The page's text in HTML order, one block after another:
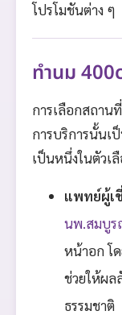
โปรโมชันต่าง ๆ
ทำนม
การเลือกสถาน
การบริการนั้นเ
เป็นหนึ่งในตัวเ
แพทย์ผู้เ
นพ.สมบูร
หน้าอก โ
ช่วยให้ผล
ธรรมชาติ